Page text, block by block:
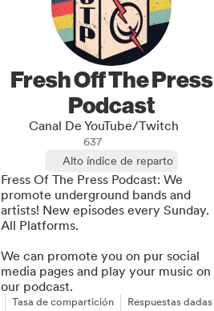
Fresh Off The Press
Podcast
Canal De YouTube/Twitch
637
Alto índice de reparto
Fress Of The Press Podcast: We
promote underground bands and
artists! New episodes every Sunday.
All Platforms.
We can promote you on pur social
media pages and play your music on
our podcast.
Tasa de compartición Respuestas dadas